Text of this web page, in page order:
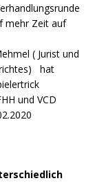
mehr Zeit auf
( Jurist und
hat
und VCD